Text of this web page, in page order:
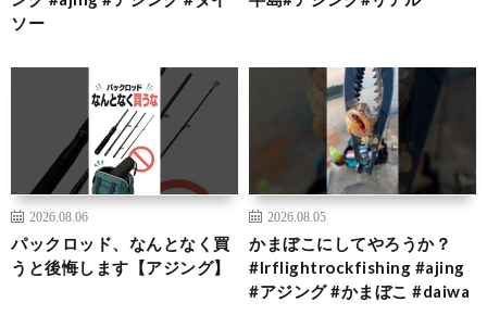
ソー
2026.08.06
パックロッド、なんとなく買
うと後悔します【アジング】
2026.08.05
かまぼこにしてやろうか？
#lrflightrockfishing #ajing
#アジング #かまぼこ #daiwa